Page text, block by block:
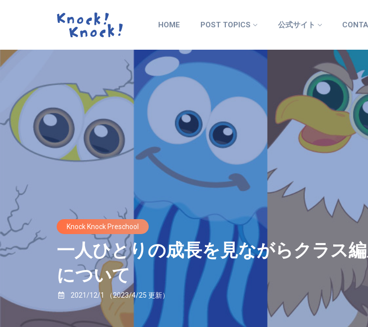
HOME POST TOPICS 公式サイト
Knock Knock Preschool
一人ひとりの成長を見ながらクラス
について
2021/12/1 （2023/4/25 更新）